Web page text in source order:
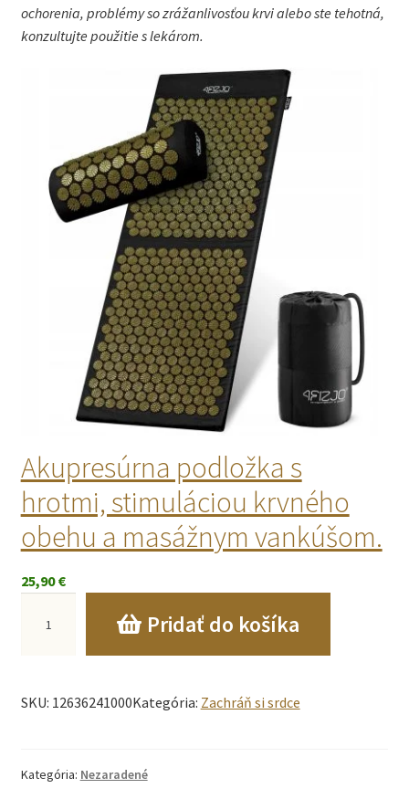
ochorenia, problémy so zrážanlivosťou krvi alebo ste tehotná,
konzultujte použitie s lekárom.
Akupresúrna podložka s
hrotmi, stimuláciou krvného
obehu a masážnym vankúšom.
25,90€
ž
t
Pridať do košíka
SKU: 12636241000Kategória: Zachráň si srdce
Kategória: Nezaradené